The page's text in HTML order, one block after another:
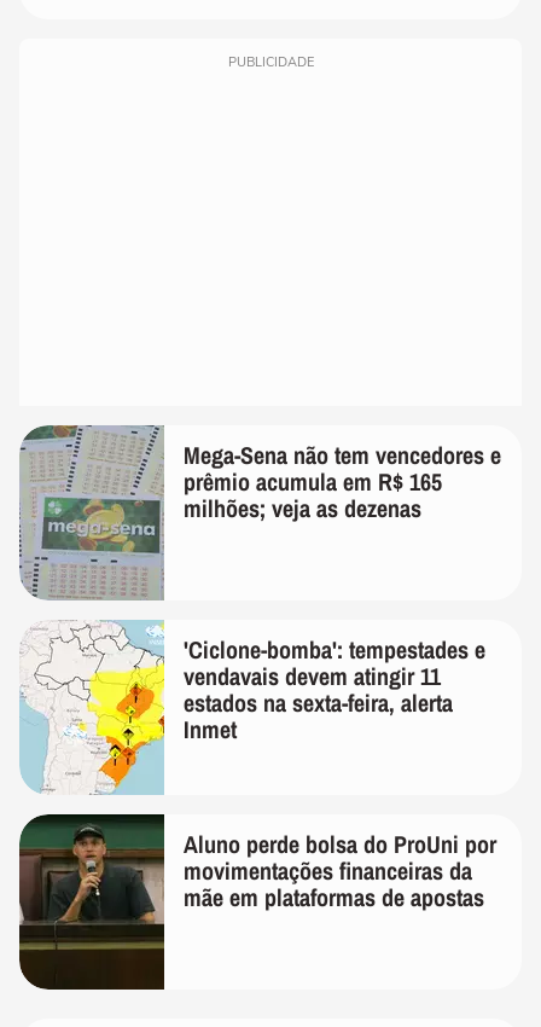
PUBLICIDADE
Mega-Sena não tem vencedores e
prêmio acumula em R$ 165
milhões; veja as dezenas
'Ciclone-bomba': tempestades e
vendavais devem atingir 11
estados na sexta-feira, alerta
Inmet
Aluno perde bolsa do ProUni por
movimentações financeiras da
mãe em plataformas de apostas